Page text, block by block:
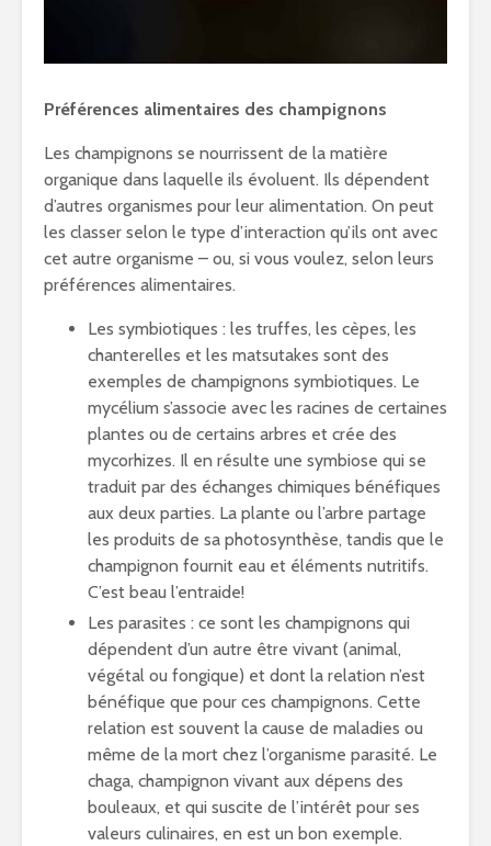
Préférences alimentaires des champignons
Les champignons se nourrissent de la matière
organique dans laquelle ils évoluent. Ils dépendent
d’autres organismes pour leur alimentation. On peut
les classer selon le type d’interaction qu’ils ont avec
cet autre organisme – ou, si vous voulez, selon leurs
préférences alimentaires.
Les symbiotiques : les truffes, les cèpes, les
chanterelles et les matsutakes sont des
exemples de champignons symbiotiques. Le
mycélium s’associe avec les racines de certaines
plantes ou de certains arbres et crée des
mycorhizes. Il en résulte une symbiose qui se
traduit par des échanges chimiques bénéfiques
aux deux parties. La plante ou l’arbre partage
les produits de sa photosynthèse, tandis que le
champignon fournit eau et éléments nutritifs.
C’est beau l’entraide!
Les parasites : ce sont les champignons qui
dépendent d’un autre être vivant (animal,
végétal ou fongique) et dont la relation n’est
bénéfique que pour ces champignons. Cette
relation est souvent la cause de maladies ou
même de la mort chez l’organisme parasité. Le
chaga, champignon vivant aux dépens des
bouleaux, et qui suscite de l’intérêt pour ses
valeurs culinaires, en est un bon exemple.